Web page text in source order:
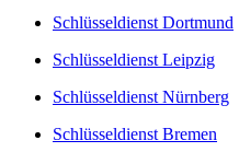
Schlüsseldienst Dortmund
Schlüsseldienst Leipzig
Schlüsseldienst Nürnberg
Schlüsseldienst Bremen